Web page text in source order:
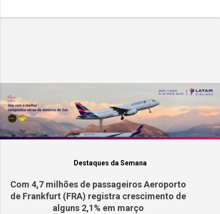
Destaques da Semana
Com 4,7 milhões de passageiros Aeroporto
de Frankfurt (FRA) registra crescimento de
alguns 2,1% em março